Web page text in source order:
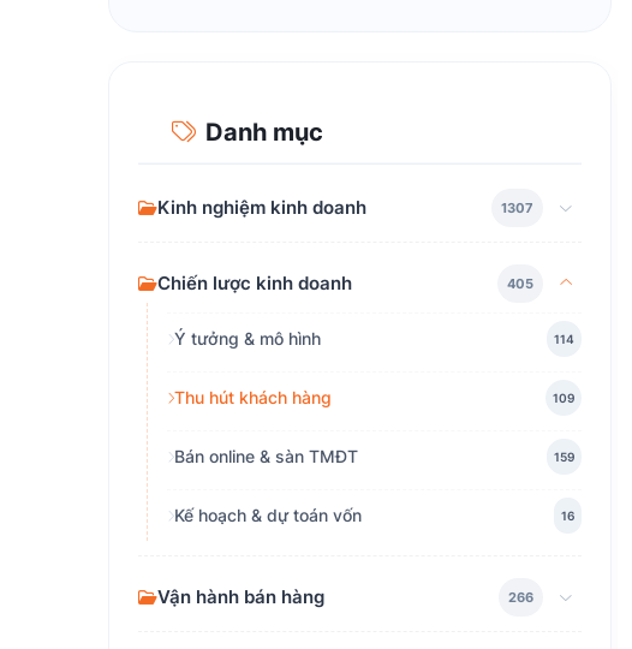
Danh mục
Kinh nghiệm kinh doanh 1307
Chiến lược kinh doanh 405
Ý tưởng & mô hình 114
Thu hút khách hàng 109
Bán online & sàn TMĐT 159
Kế hoạch & dự toán vốn 16
Vận hành bán hàng 266